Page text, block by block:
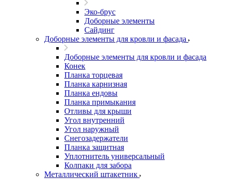
Эко-брус
Доборные элементы
Сайдинг
Доборные элементы для кровли и фасада
Доборные элементы для кровли и фасада
Конек
Планка торцевая
Планка карнизная
Планка ендовы
Планка примыкания
Отливы для крыши
Угол внутренний
Угол наружный
Снегозадержатели
Планка защитная
Уплотнитель универсальный
Колпаки для забора
Металлический штакетник